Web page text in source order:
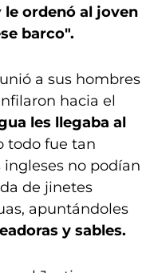
le ordenó al joven
barco".
a sus hombres
hacia el
les llegaba al
todo fue tan
no podían
de jinetes
apuntándoles
y sables.